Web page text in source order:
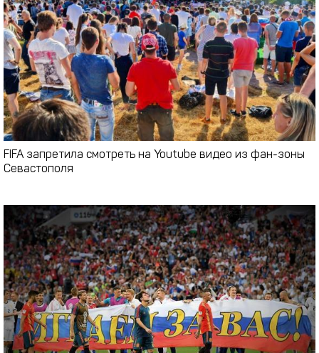
FIFA запретила смотреть на Youtube видео из фан-зоны
Севастополя